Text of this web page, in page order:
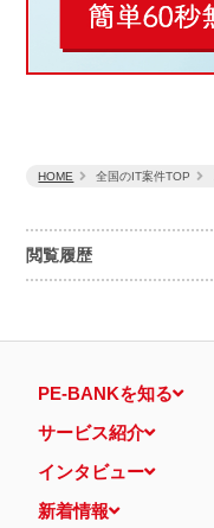
閲覧履歴
HOME 全国のIT案件TOP
PE-BANKを知る
サービス紹介
インタビュー
新着情報